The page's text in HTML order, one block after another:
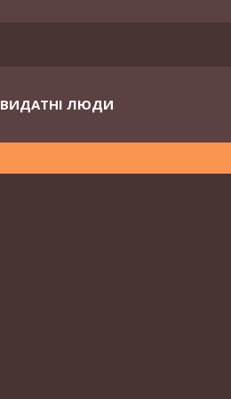
ВИДАТНІ ЛЮДИ